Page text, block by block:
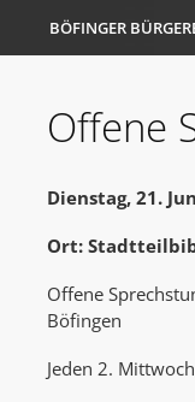
BÖFINGER
Offene
Dienstag, 21.
Ort:
Offene
Böfingen
Jeden 2.